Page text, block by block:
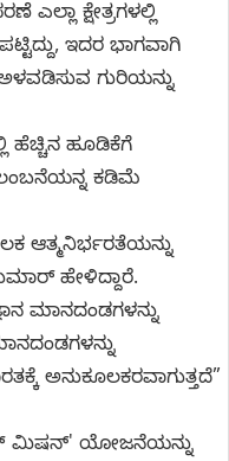
ಎಲ್ಲಾ ಕ್ಷೇತ್ರಗಳಲ್ಲಿ
ಇದರ ಭಾಗವಾಗಿ
ಅಳವಡಿಸುವ ಗುರಿಯನ್ನು
ಹೆಚ್ಚಿನ ಹೂಡಿಕೆಗೆ
ಕಡಿಮೆ
ಆತ್ಮನಿರ್ಭರತೆಯನ್ನು
ಹೇಳಿದ್ದಾರೆ.
ಮಾನದಂಡಗಳನ್ನು
ಅನುಕೂಲಕರವಾಗುತ್ತದೆ”
ಮಿಷನ್' ಯೋಜನೆಯನ್ನು